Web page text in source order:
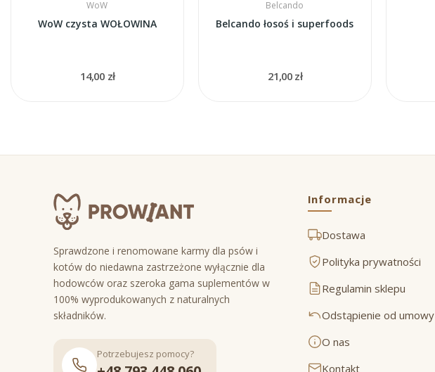
WoW
WoW czysta WOŁOWINA
14,00 zł
Belcando
Belcando łosoś i superfoods
21,00 zł
Sprawdzone i renomowane karmy dla psów i
kotów do niedawna zastrzeżone wyłącznie dla
hodowców oraz szeroka gama suplementów w
100% wyprodukowanych z naturalnych
składników.
Potrzebujesz pomocy?
Informacje
Dostawa
Polityka prywatności
Regulamin sklepu
Odstąpienie od umowy
O nas
Kontakt